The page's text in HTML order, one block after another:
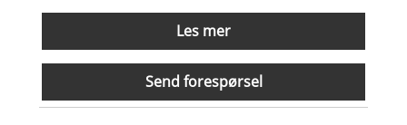
Les mer
Send forespørsel